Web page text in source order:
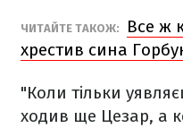
ЧИТАЙТЕ ТАКОЖ:
Все ж
хрестив сина
"Коли тільки
ходив ще Цезар, а